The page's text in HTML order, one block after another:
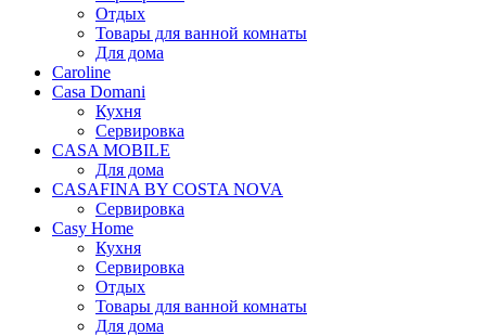
Отдых
Товары для ванной комнаты
Для дома
Caroline
Casa Domani
Кухня
Сервировка
CASA MOBILE
Для дома
CASAFINA BY COSTA NOVA
Сервировка
Casy Home
Кухня
Сервировка
Отдых
Товары для ванной комнаты
Для дома